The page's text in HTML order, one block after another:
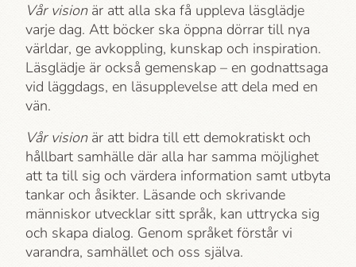
Vår visionär att alla ska få uppleva läsglädje
varje dag. Att böcker ska öppna dörrar till nya
världar, ge avkoppling, kunskap och inspiration.
Läsglädje är också gemenskap – en godnattsaga
vid läggdags, en läsupplevelse att dela med en
vän.
Vår visionär att bidra till ett demokratiskt och
hållbart samhälle där alla har samma möjlighet
att ta till sig och värdera information samt utbyta
tankar och åsikter. Läsande och skrivande
människor utvecklar sitt språk, kan uttrycka sig
och skapa dialog. Genom språket förstår vi
varandra, samhället och oss själva.